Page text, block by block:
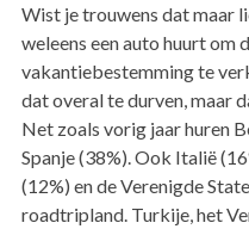
Wist je trouwens dat maar
weleens een auto huurt om
vakantiebestemming te
dat overal te durven, maar
Net zoals vorig jaar huren
Spanje (38%). Ook Italië
(12%) en de Verenigde
roadtripland. Turkije, het